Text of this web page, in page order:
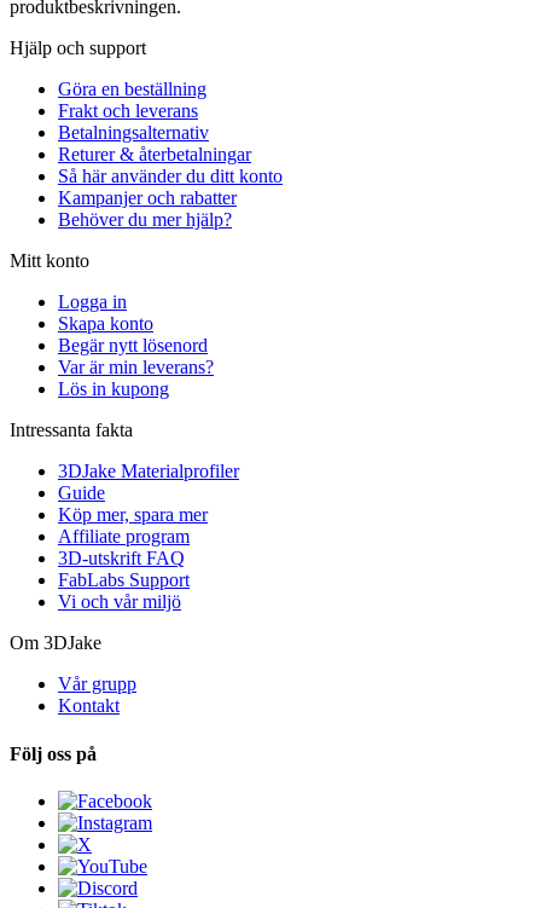
produktbeskrivningen.
Hjälp och support
Göra en beställning
Frakt och leverans
Betalningsalternativ
Returer & återbetalningar
Så här använder du ditt konto
Kampanjer och rabatter
Behöver du mer hjälp?
Mitt konto
Logga in
Skapa konto
Begär nytt lösenord
Var är min leverans?
Lös in kupong
Intressanta fakta
3DJake Materialprofiler
Guide
Köp mer, spara mer
Affiliate program
3D-utskrift FAQ
FabLabs Support
Vi och vår miljö
Om 3DJake
Vår grupp
Kontakt
Följ oss på